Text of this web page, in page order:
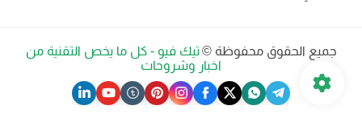
جميع الحقوق محفوظة © تيك فيو - كل ما يخص التقنية من
اخبار وشروحات